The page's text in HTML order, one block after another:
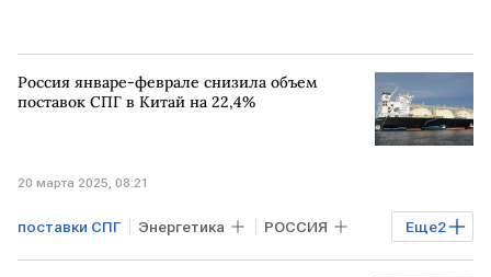
Россия январе-феврале снизила объем
поставок СПГ в Китай на 22,4%
20 марта 2025, 08:21
Еще2
поставки СПГ Энергетика РОССИЯ
КИТАЙ СПГ